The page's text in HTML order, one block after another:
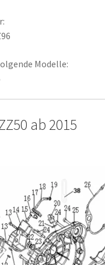
Modelle:
ab 2015